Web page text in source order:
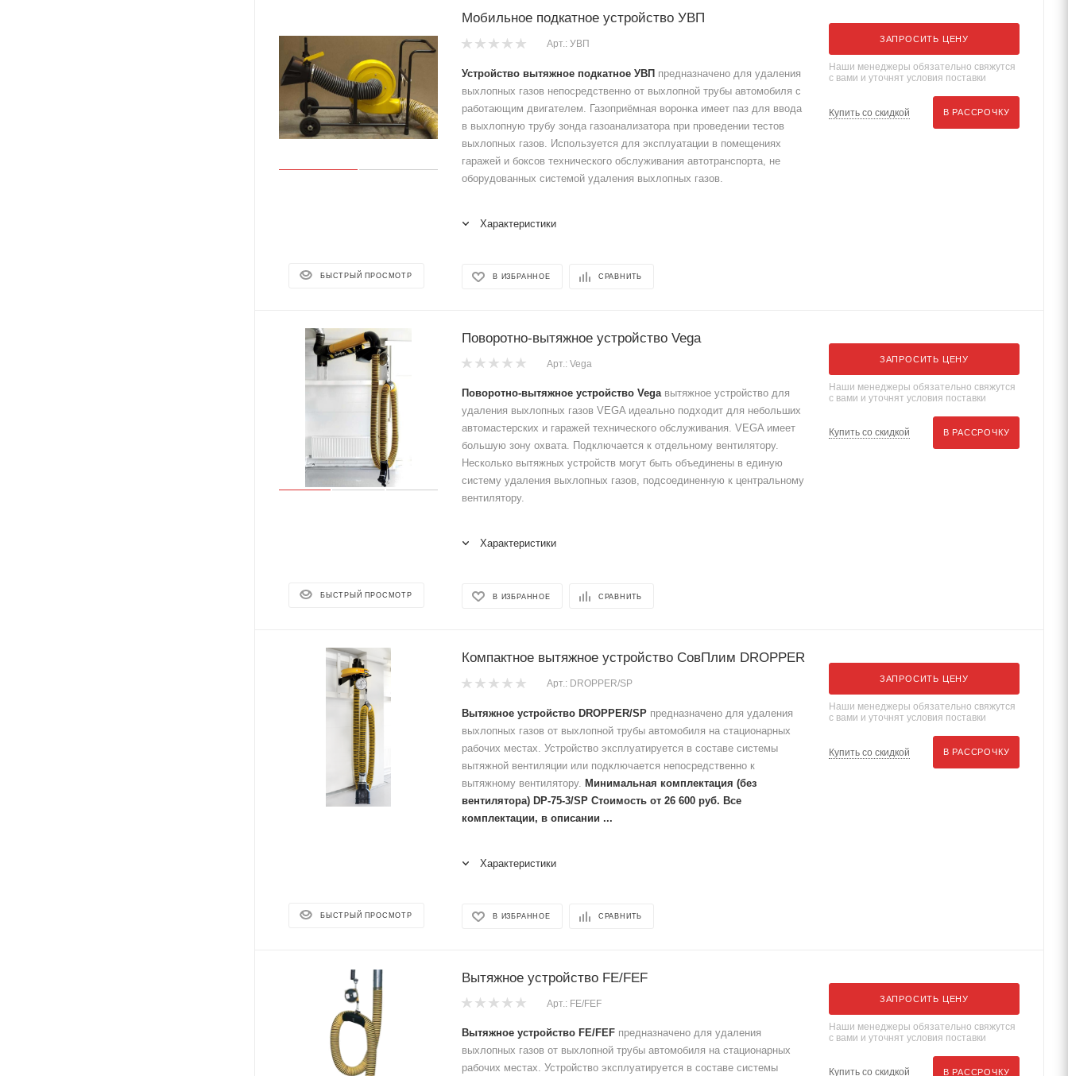
БЫСТРЫЙ ПРОСМОТР
Мобильное подкатное устройство УВП
Арт.: УВП
Устройство вытяжное подкатное УВП предназначено для удаления
выхлопных газов непосредственно от выхлопной трубы автомобиля с
работающим двигателем. Газоприёмная воронка имеет паз для ввода
в выхлопную трубу зонда газоанализатора при проведении тестов
выхлопных газов. Используется для эксплуатации в помещениях
гаражей и боксов технического обслуживания автотранспорта, не
оборудованных системой удаления выхлопных газов.
Характеристики
В ИЗБРАННОЕ СРАВНИТЬ
ЗАПРОСИТЬ ЦЕНУ
Наши менеджеры обязательно свяжутся
с вами и уточнят условия поставки
Купить со скидкой В РАССРОЧКУ
БЫСТРЫЙ ПРОСМОТР
Поворотно-вытяжное устройство Vega
Арт.: Vega
Поворотно-вытяжное устройство Vegaвытяжное устройство для
удаления выхлопных газов VEGA идеально подходит для небольших
автомастерских и гаражей технического обслуживания. VEGA имеет
большую зону охвата. Подключается к отдельному вентилятору.
Несколько вытяжных устройств могут быть объединены в единую
систему удаления выхлопных газов, подсоединенную к центральному
вентилятору.
Характеристики
В ИЗБРАННОЕ СРАВНИТЬ
ЗАПРОСИТЬ ЦЕНУ
Наши менеджеры обязательно свяжутся
с вами и уточнят условия поставки
Купить со скидкой В РАССРОЧКУ
БЫСТРЫЙ ПРОСМОТР
Компактное вытяжное устройство СовПлим DROPPER
Арт.: DROPPER/SP
Вытяжное устройство DROPPER/SP предназначено для удаления
выхлопных газов от выхлопной трубы автомобиля на стационарных
рабочих местах. Устройство эксплуатируется в составе системы
вытяжной вентиляции или подключается непосредственно к
вытяжному вентилятору. Минимальная комплектация (без
вентилятора) DP-75-3/SP Стоимость от 26 600 руб. Все
комплектации, в описании ...
Характеристики
В ИЗБРАННОЕ СРАВНИТЬ
ЗАПРОСИТЬ ЦЕНУ
Наши менеджеры обязательно свяжутся
с вами и уточнят условия поставки
Купить со скидкой В РАССРОЧКУ
Вытяжное устройство FE/FEF
Арт.: FE/FEF
Вытяжное устройство FE/FEF предназначено для удаления
выхлопных газов от выхлопной трубы автомобиля на стационарных
рабочих местах. Устройство эксплуатируется в составе системы
ЗАПРОСИТЬ ЦЕНУ
Наши менеджеры обязательно свяжутся
с вами и уточнят условия поставки
Купить со скидкой В РАССРОЧКУ